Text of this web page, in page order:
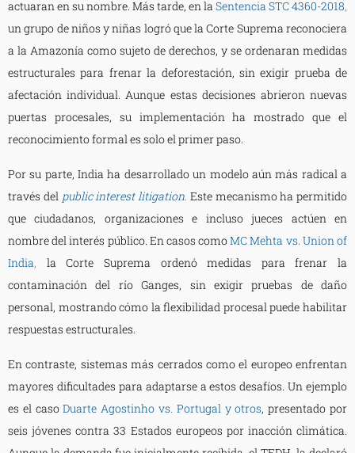
actuaran en su nombre. Más tarde, en laSentencia STC 4360-2018,
un grupo de niños y niñas logró que la Corte Suprema reconociera
a la Amazonía como sujeto de derechos, y se ordenaran medidas
estructurales para frenar la deforestación, sin exigir prueba de
afectación individual. Aunque estas decisiones abrieron nuevas
puertas procesales, su implementación ha mostrado que el
reconocimiento formal es solo el primer paso.
Por su parte, India ha desarrollado un modelo aún más radical a
través del public interest litigation. Este mecanismo ha permitido
que ciudadanos, organizaciones e incluso jueces actúen en
nombre del interés público. En casos comoMC Mehta vs. Union of
India, la Corte Suprema ordenó medidas para frenar la
contaminación del río Ganges, sin exigir pruebas de daño
personal, mostrando cómo la flexibilidad procesal puede habilitar
respuestas estructurales.
En contraste, sistemas más cerrados como el europeo enfrentan
mayores dificultades para adaptarse a estos desafíos. Un ejemplo
es el caso Duarte Agostinho vs. Portugal y otros, presentado por
seis jóvenes contra 33 Estados europeos por inacción climática.